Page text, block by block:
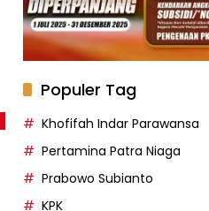
Populer Tag
Khofifah Indar Parawansa
Pertamina Patra Niaga
Prabowo Subianto
KPK